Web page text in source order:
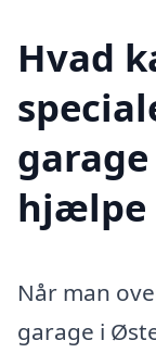
Hvad
hjælpe
Når man
garage i